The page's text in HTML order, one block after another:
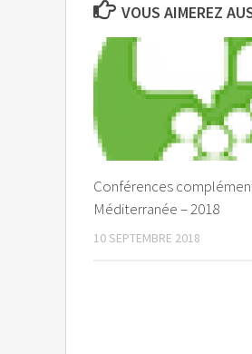
VOUS AIMEREZ
Conférences
Méditerranée – 2018
10 SEPTEMBRE 2018